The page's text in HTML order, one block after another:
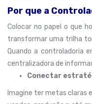
Por que a
Colocar no papel o que
transformar uma trilha
Quando a controladoria
centralizadora de
Conectar
Imagine ter metas claras